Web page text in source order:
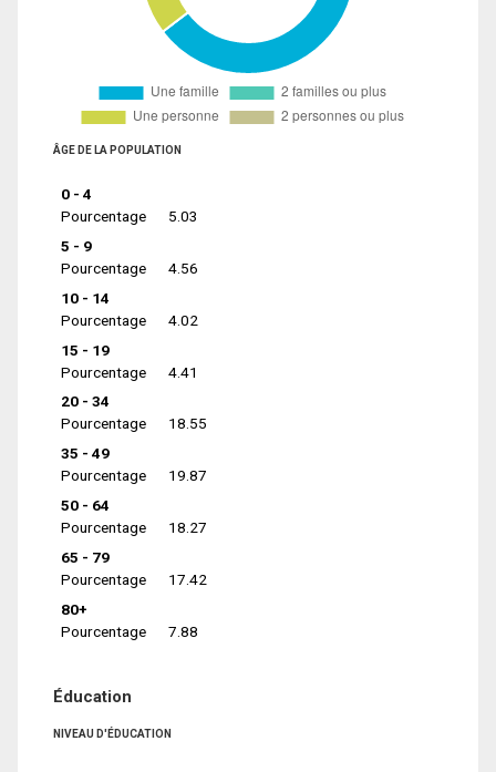
ÂGE DE LA POPULATION
0 - 4
Pourcentage
5.03
5 - 9
Pourcentage
4.56
10 - 14
Pourcentage
4.02
15 - 19
Pourcentage
4.41
20 - 34
Pourcentage
18.55
35 - 49
Pourcentage
19.87
50 - 64
Pourcentage
18.27
65 - 79
Pourcentage
17.42
80+
Pourcentage
7.88
Éducation
NIVEAU D'ÉDUCATION